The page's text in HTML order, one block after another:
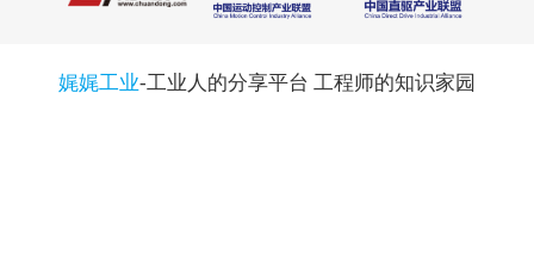
娓娓工业-工业人的分享平台 工程师的知识家园